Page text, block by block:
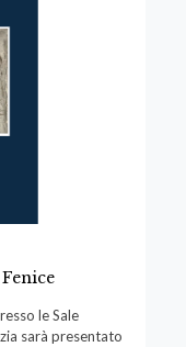
le Sale
sarà presentato